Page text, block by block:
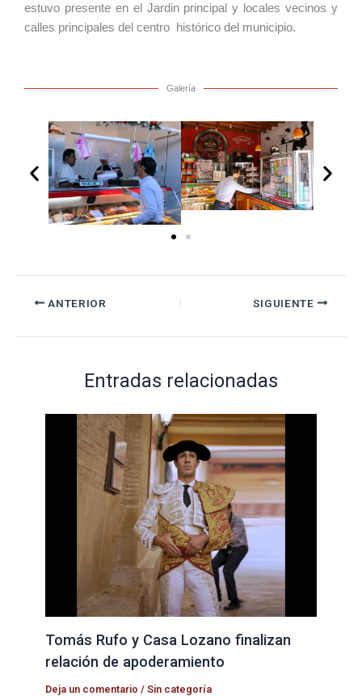
estuvo presente en el Jardin principal y locales vecinos y
calles principales del centro histórico del municipio.
Galería
ANTERIOR SIGUIENTE
Entradas relacionadas
Tomás Rufo y Casa Lozano finalizan
relación de apoderamiento
Deja un comentario /Sin categoría